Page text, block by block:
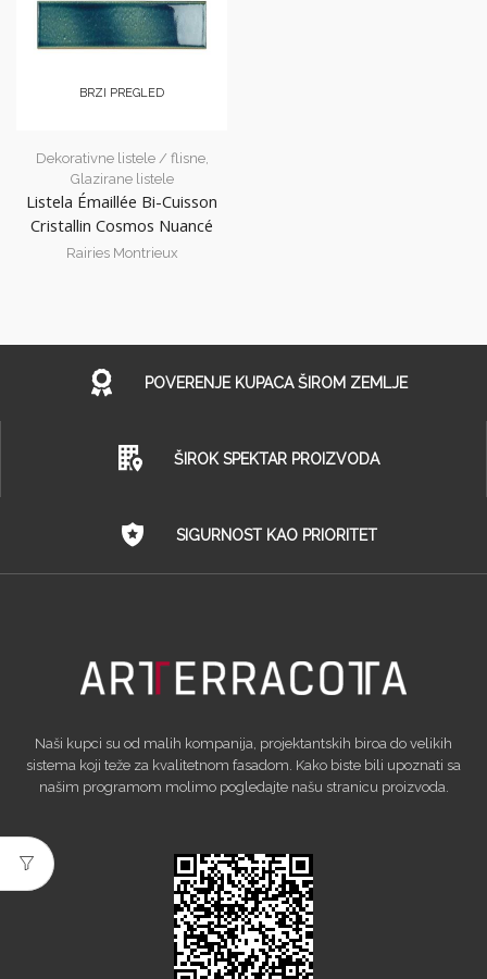
BRZI PREGLED
Dekorativne listele / flisne,
Glazirane listele
Listela Émaillée Bi-Cuisson
Cristallin Cosmos Nuancé
Rairies Montrieux
POVERENJE KUPACA ŠIROM ZEMLJE
ŠIROK SPEKTAR PROIZVODA
SIGURNOST KAO PRIORITET
Naši kupci su od malih kompanija, projektantskih biroa do velikih
sistema koji teže za kvalitetnom fasadom. Kako biste bili upoznati sa
našim programom molimo pogledajte našu stranicu proizvoda.